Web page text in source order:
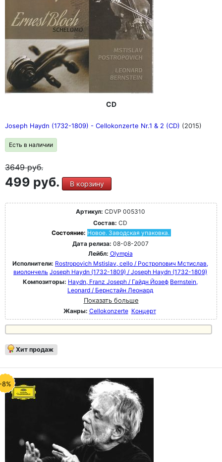
CD
Joseph Haydn (1732-1809) - Cellokonzerte Nr.1 & 2 (CD) (2015)
Есть в наличии
3649руб.
499 руб. В корзину
Артикул: CDVP 005310
Состав: CD
Состояние: Новое. Заводская упаковка.
Дата релиза: 08-08-2007
Лейбл: Olympia
Исполнители: Rostropovich Mstislav, cello / Ростропович Мстислав,
виолончель Joseph Haydn (1732-1809) / Joseph Haydn (1732-1809)
Композиторы: Haydn, Franz Joseph / Гайдн Йозеф Bernstein,
Leonard / Бернстайн Леонард
Показать больше
Жанры: Cellokonzerte Концерт
Хит продаж
8%